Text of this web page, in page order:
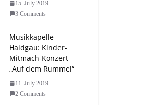
15. July 2019
3 Comments
Musikkapelle
Haidgau: Kinder-
Mitmach-Konzert
„Auf dem Rummel“
11. July 2019
2 Comments